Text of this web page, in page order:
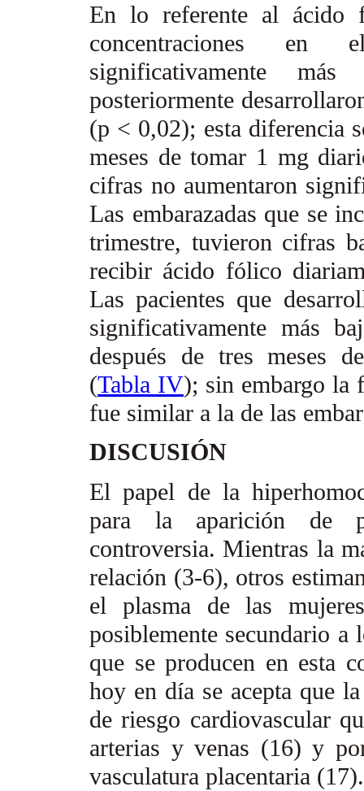
En lo referente al ácido
concentraciones en
significativamente
posteriormente
(p < 0,02); esta diferencia
meses de tomar 1 mg
cifras no aumentaron
Las embarazadas que se
trimestre, tuvieron cifras
recibir ácido fólico
Las pacientes que
significativamente más
después de tres meses
(Tabla IV); sin embargo la
fue similar a la de las
DISCUSIÓN
El papel de la
para la aparición de
controversia. Mientras la
relación (3-6), otros
el plasma de las
posiblemente secundario
que se producen en esta
hoy en día se acepta que
de riesgo cardiovascular
arterias y venas (16) y
vasculatura placentaria